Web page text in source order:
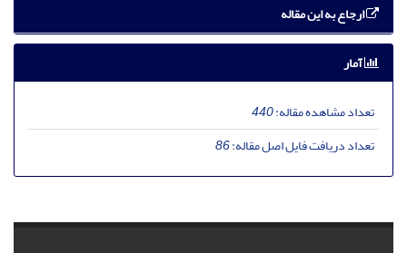
ارجاع به این مقاله
آمار
تعداد مشاهده مقاله:440
تعداد دریافت فایل اصل مقاله:86